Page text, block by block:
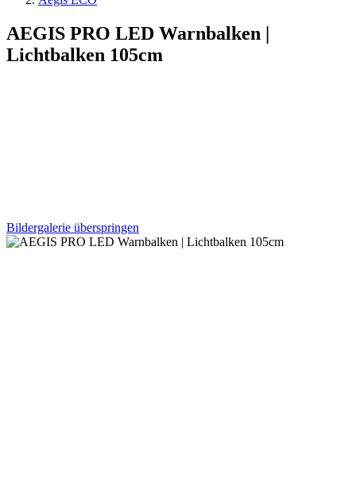
AEGIS PRO LED Warnbalken |
Lichtbalken 105cm
Bildergalerie überspringen